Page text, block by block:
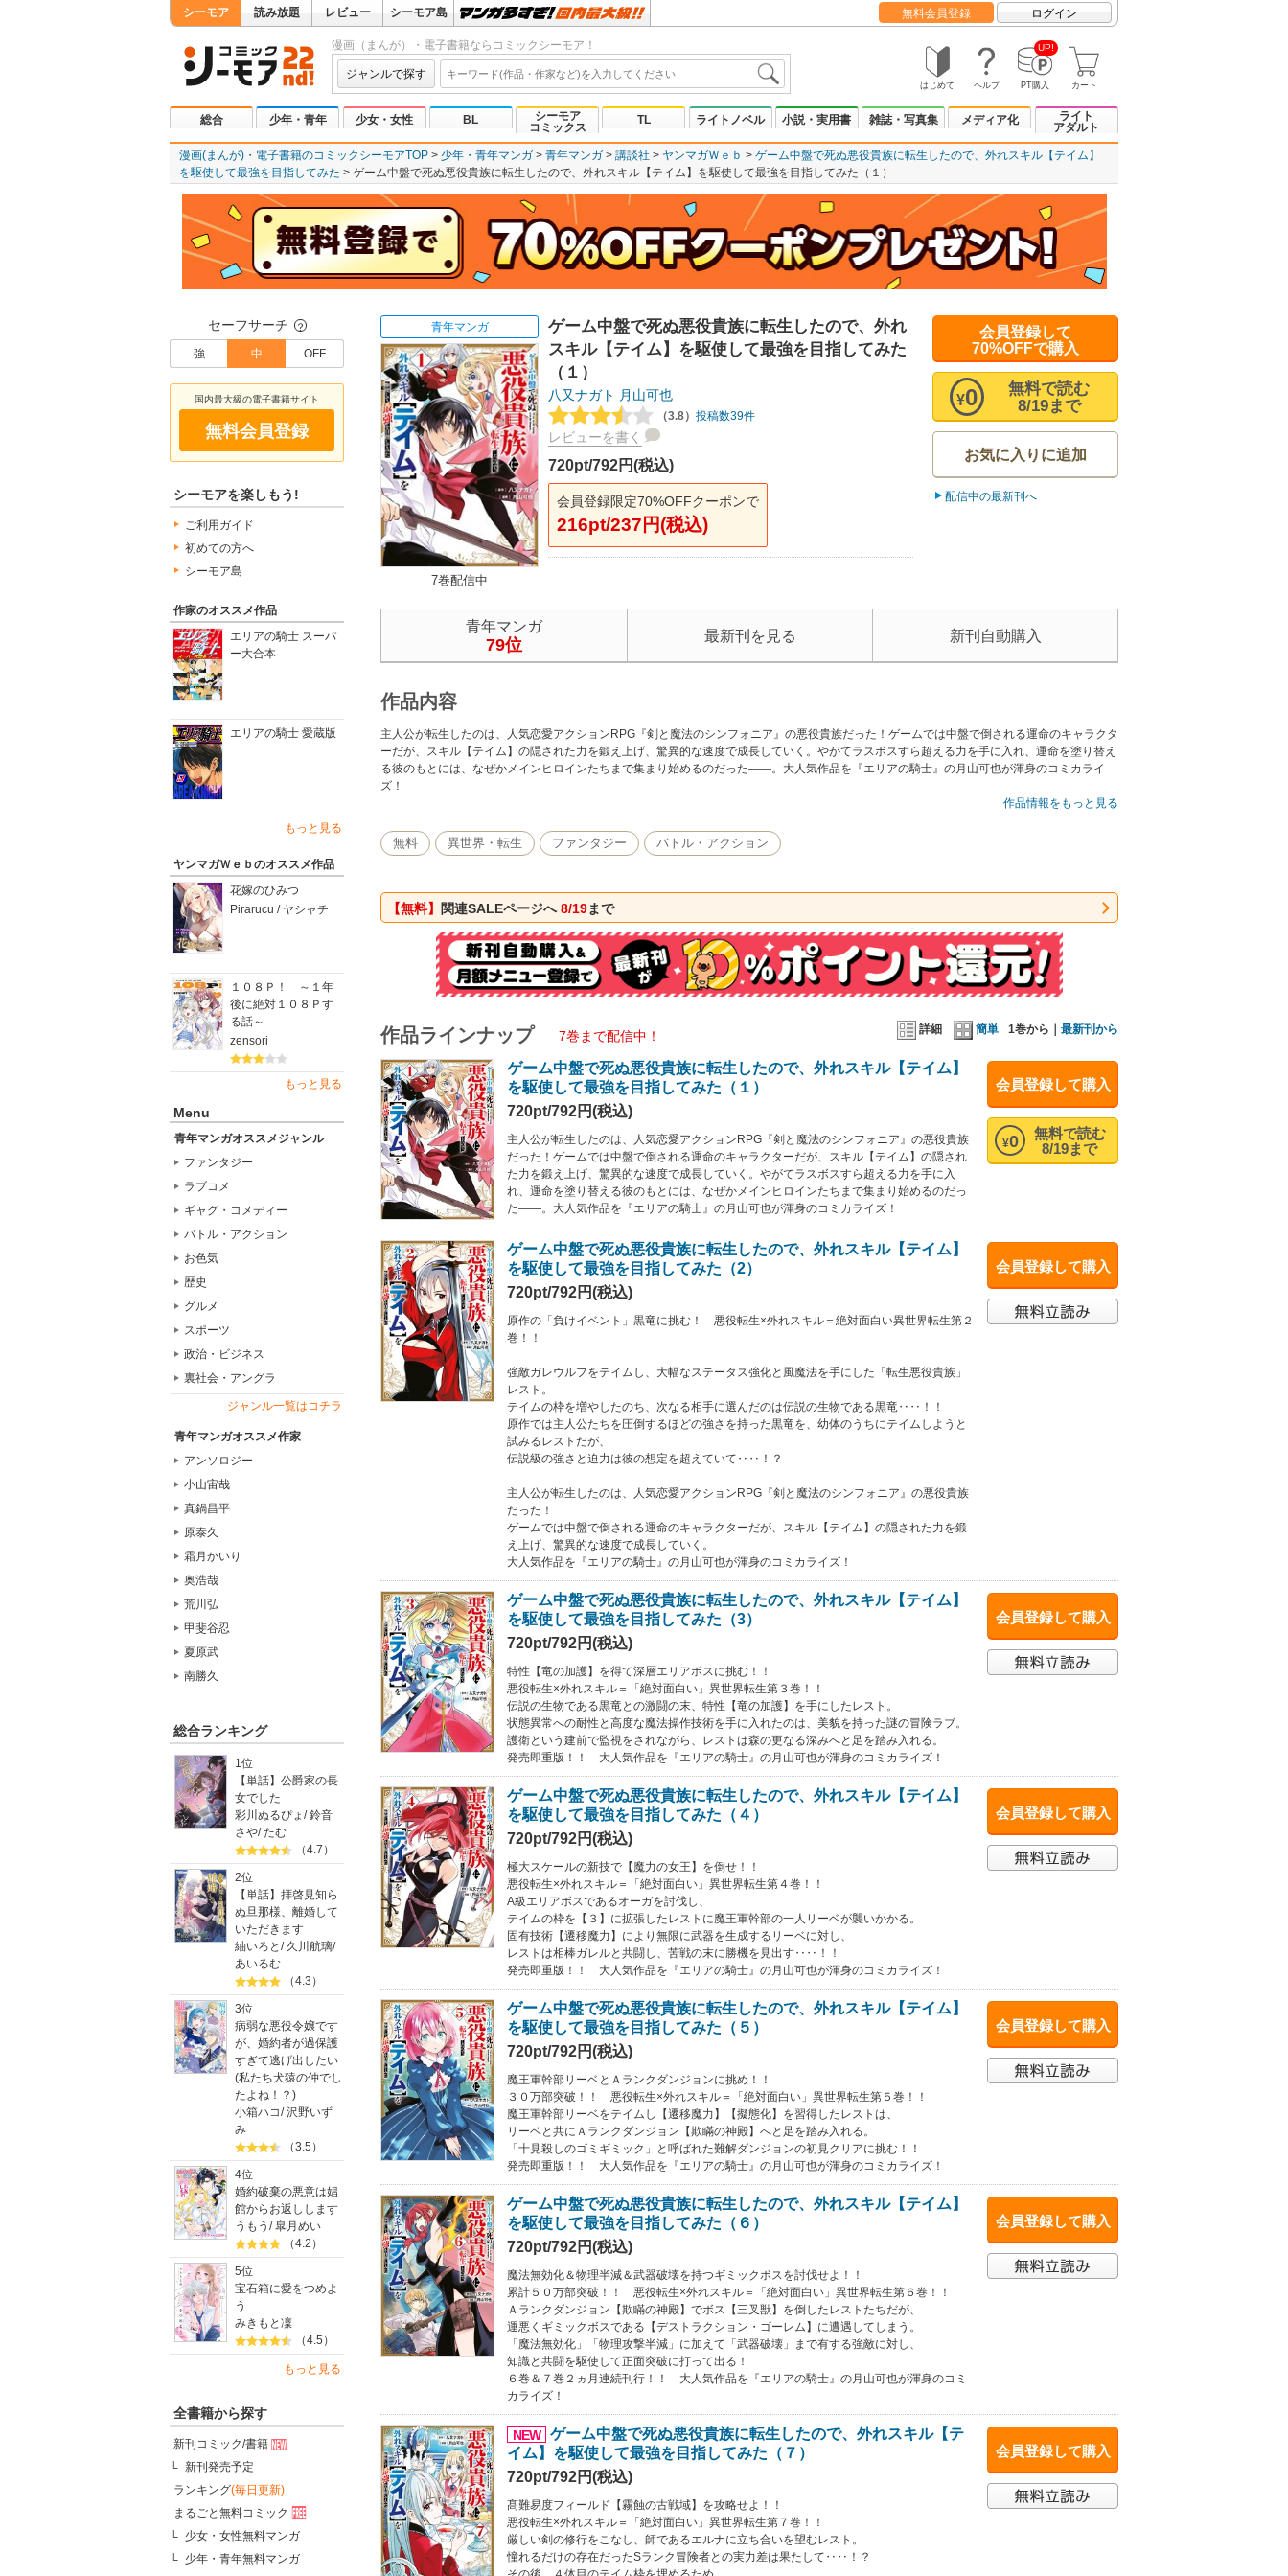
シーモア 読み放題 レビュー シーモア島 無料会員登録 ログイン
漫画（まんが）・電子書籍ならコミックシーモア！
ジャンルで探す
はじめて ヘルプ
UP!
PT購入 カート
総合 少年・青年 少女・女性 BL
シーモア
コミックス
TL ライトノベル 小説・実用書 雑誌・写真集 メディア化
ライト
アダルト
漫画(まんが)・電子書籍のコミックシーモアTOP 少年・青年マンガ 青年マンガ 講談社 ヤンマガＷｅｂ
ゲーム中盤で死ぬ悪役貴族に転生したので、外れスキル【テイム】
を駆使して最強を目指してみた
ゲーム中盤で死ぬ悪役貴族に転生したので、外れスキル【テイム】を駆使して最強を目指してみた（１）
セーフサーチ ？
強 中 OFF
国内最大級の電子書籍サイト
無料会員登録
シーモアを楽しもう!
ご利用ガイド
初めての方へ
シーモア島
作家のオススメ作品
エリアの騎士 スーパ
ー大合本
エリアの騎士 愛蔵版
もっと見る
ヤンマガＷｅｂのオススメ作品
花嫁のひみつ
Pirarucu / ヤシャチ
１０８Ｐ！ ～１年
後に絶対１０８Ｐす
る話～
zensori
もっと見る
Menu
青年マンガオススメジャンル
ファンタジー
ラブコメ
ギャグ・コメディー
バトル・アクション
お色気
歴史
グルメ
スポーツ
政治・ビジネス
裏社会・アングラ
ジャンル一覧はコチラ
青年マンガオススメ作家
アンソロジー
小山宙哉
真鍋昌平
原泰久
霜月かいり
奥浩哉
荒川弘
甲斐谷忍
夏原武
南勝久
総合ランキング
1位
【単話】公爵家の長
女でした
彩川ぬるぴょ /鈴音
さや/たむ
（4.7）
2位
【単話】拝啓見知ら
ぬ旦那様、離婚して
いただきます
紬いろと / 久川航璃/
あいるむ
（4.3）
3位
病弱な悪役令嬢です
が、婚約者が過保護
すぎて逃げ出したい
(私たち犬猿の仲でし
たよね！？)
小箱ハコ/沢野いず
み
（3.5）
4位
婚約破棄の悪意は娼
館からお返しします
うもう /皐月めい
（4.2）
5位
宝石箱に愛をつめよ
う
みきもと凜
（4.5）
もっと見る
全書籍から探す
新刊コミック/書籍
新刊発売予定
ランキング(毎日更新)
まるごと無料コミック
少女・女性無料マンガ
少年・青年無料マンガ
青年マンガ
7巻配信中
ゲーム中盤で死ぬ悪役貴族に転生したので、外れ
スキル【テイム】を駆使して最強を目指してみた
（１）
八又ナガト 月山可也
（3.8） 投稿数39件
レビューを書く
720pt/792円(税込)
会員登録限定70%OFFクーポンで
216pt/237円(税込)
会員登録して
70%OFFで購入
無料で読む
8/19まで
¥0
お気に入りに追加
配信中の最新刊へ
青年マンガ
79位 最新刊を見る 新刊自動購入
作品内容
主人公が転生したのは、人気恋愛アクションRPG『剣と魔法のシンフォニア』の悪役貴族だった！ゲームでは中盤で倒される運命のキャラクタ
ーだが、スキル【テイム】の隠された力を鍛え上げ、驚異的な速度で成長していく。やがてラスボスすら超える力を手に入れ、運命を塗り替え
る彼のもとには、なぜかメインヒロインたちまで集まり始めるのだった――。大人気作品を『エリアの騎士』の月山可也が渾身のコミカライ
ズ！
作品情報をもっと見る
無料 異世界・転生 ファンタジー バトル・アクション
【無料】 関連SALEページへ8/19まで
詳細 簡単 1巻から｜ 最新刊から
作品ラインナップ 7巻まで配信中！
会員登録して購入
無料で読む
8/19まで
¥0
ゲーム中盤で死ぬ悪役貴族に転生したので、外れスキル【テイム】
を駆使して最強を目指してみた（１）
720pt/792円(税込)
主人公が転生したのは、人気恋愛アクションRPG『剣と魔法のシンフォニア』の悪役貴族
だった！ゲームでは中盤で倒される運命のキャラクターだが、スキル【テイム】の隠され
た力を鍛え上げ、驚異的な速度で成長していく。やがてラスボスすら超える力を手に入
れ、運命を塗り替える彼のもとには、なぜかメインヒロインたちまで集まり始めるのだっ
た――。大人気作品を『エリアの騎士』の月山可也が渾身のコミカライズ！
会員登録して購入
ゲーム中盤で死ぬ悪役貴族に転生したので、外れスキル【テイム】
を駆使して最強を目指してみた（2）
720pt/792円(税込)
原作の「負けイベント」黒竜に挑む！ 悪役転生×外れスキル＝絶対面白い異世界転生第２
巻！！
強敵ガレウルフをテイムし、大幅なステータス強化と風魔法を手にした「転生悪役貴族」
レスト。
テイムの枠を増やしたのち、次なる相手に選んだのは伝説の生物である黒竜‥‥！！
原作では主人公たちを圧倒するほどの強さを持った黒竜を、幼体のうちにテイムしようと
試みるレストだが、
伝説級の強さと迫力は彼の想定を超えていて‥‥！？
主人公が転生したのは、人気恋愛アクションRPG『剣と魔法のシンフォニア』の悪役貴族
だった！
ゲームでは中盤で倒される運命のキャラクターだが、スキル【テイム】の隠された力を鍛
え上げ、驚異的な速度で成長していく。
大人気作品を『エリアの騎士』の月山可也が渾身のコミカライズ！
会員登録して購入
ゲーム中盤で死ぬ悪役貴族に転生したので、外れスキル【テイム】
を駆使して最強を目指してみた（3）
720pt/792円(税込)
特性【竜の加護】を得て深層エリアボスに挑む！！
悪役転生×外れスキル＝「絶対面白い」異世界転生第３巻！！
伝説の生物である黒竜との激闘の末、特性【竜の加護】を手にしたレスト。
状態異常への耐性と高度な魔法操作技術を手に入れたのは、美貌を持った謎の冒険ラブ。
護衛という建前で監視をされながら、レストは森の更なる深みへと足を踏み入れる。
発売即重版！！ 大人気作品を『エリアの騎士』の月山可也が渾身のコミカライズ！
会員登録して購入
ゲーム中盤で死ぬ悪役貴族に転生したので、外れスキル【テイム】
を駆使して最強を目指してみた（４）
720pt/792円(税込)
極大スケールの新技で【魔力の女王】を倒せ！！
悪役転生×外れスキル＝「絶対面白い」異世界転生第４巻！！
A級エリアボスであるオーガを討伐し、
テイムの枠を【３】に拡張したレストに魔王軍幹部の一人リーベが襲いかかる。
固有技術【遷移魔力】により無限に武器を生成するリーベに対し、
レストは相棒ガレルと共闘し、苦戦の末に勝機を見出す‥‥！！
発売即重版！！ 大人気作品を『エリアの騎士』の月山可也が渾身のコミカライズ！
会員登録して購入
ゲーム中盤で死ぬ悪役貴族に転生したので、外れスキル【テイム】
を駆使して最強を目指してみた（５）
720pt/792円(税込)
魔王軍幹部リーベとＡランクダンジョンに挑め！！
３０万部突破！！ 悪役転生×外れスキル＝「絶対面白い」異世界転生第５巻！！
魔王軍幹部リーベをテイムし【遷移魔力】【擬態化】を習得したレストは、
リーベと共にＡランクダンジョン【欺瞞の神殿】へと足を踏み入れる。
「十見殺しのゴミギミック」と呼ばれた難解ダンジョンの初見クリアに挑む！！
発売即重版！！ 大人気作品を『エリアの騎士』の月山可也が渾身のコミカライズ！
会員登録して購入
ゲーム中盤で死ぬ悪役貴族に転生したので、外れスキル【テイム】
を駆使して最強を目指してみた（６）
720pt/792円(税込)
魔法無効化＆物理半減＆武器破壊を持つギミックボスを討伐せよ！！
累計５０万部突破！！ 悪役転生×外れスキル＝「絶対面白い」異世界転生第６巻！！
Ａランクダンジョン【欺瞞の神殿】でボス【三叉獣】を倒したレストたちだが、
運悪くギミックボスである【デストラクション・ゴーレム】に遭遇してしまう。
「魔法無効化」「物理攻撃半減」に加えて「武器破壊」まで有する強敵に対し、
知識と共闘を駆使して正面突破に打って出る！
６巻＆７巻２ヵ月連続刊行！！ 大人気作品を『エリアの騎士』の月山可也が渾身のコミ
カライズ！
会員登録して購入
NEW
ゲーム中盤で死ぬ悪役貴族に転生したので、外れスキル【テ
イム】を駆使して最強を目指してみた（７）
720pt/792円(税込)
髙難易度フィールド【霧蝕の古戦域】を攻略せよ！！
悪役転生×外れスキル＝「絶対面白い」異世界転生第７巻！！
厳しい剣の修行をこなし、師であるエルナに立ち合いを望むレスト。
憧れるだけの存在だったSランク冒険者との実力差は果たして‥‥！？